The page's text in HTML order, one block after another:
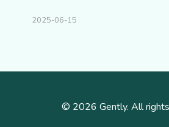
2025-06-15
© 2026 Gently. All